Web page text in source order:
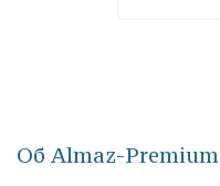
Об Almaz-Premium